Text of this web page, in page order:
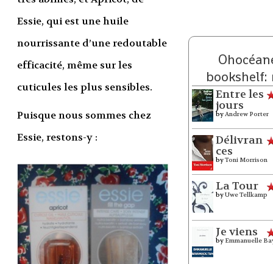
Essie, qui est une huile
nourrissante d’une redoutable
efficacité, même sur les
cuticules les plus sensibles.
Puisque nous sommes chez
Essie, restons-y :
bookshelf:
Entre les
jours
byAndrew Porter
Délivran
ces
byToni Morrison
La Tour
byUwe Tellkamp
Je viens
by Emmanuelle